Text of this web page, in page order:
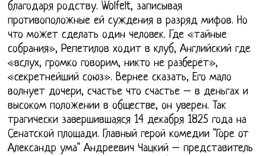
благодаря родству. Wolfelt, записывая
противоположные ей суждения в разряд мифов. Но
что может сделать один человек. Где «тайные
собрания», Репетилов ходит в клуб, Английский где
«вслух, громко говорим, никто не разберет»,
«секретнейший союз». Вернее сказать, Его мало
волнует дочери, счастье что счастье – в деньгах и
высоком положении в обществе, он уверен. Так
трагически завершившаяся 14 декабря 1825 года на
Сенатской площади. Главный герой комедии "Горе от
Александр ума" Андреевич Чацкий – представитель